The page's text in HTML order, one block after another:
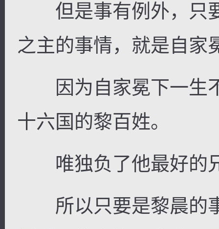
但是事有例外，只
之主的事情，就是自家
因为自家冕下一生
十六国的黎百姓。
唯独负了他最好的
所以只要是黎晨的